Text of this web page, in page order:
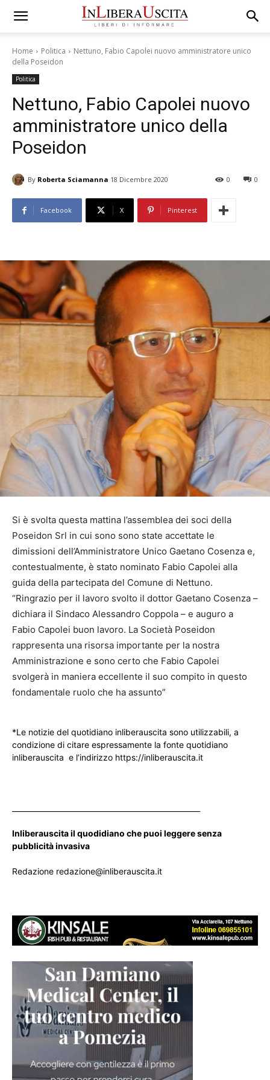
Home Politica
Nettuno, Fabio Capolei nuovo amministratore unico
della Poseidon
Politica
Nettuno, Fabio Capolei nuovo
amministratore unico della
Poseidon
By Roberta Sciamanna 18 Dicembre 2020 0
0
Facebook X Pinterest
Si è svolta questa mattina l’assemblea dei soci della
Poseidon Srl in cui sono sono state accettate le
dimissioni dell’Amministratore Unico Gaetano Cosenza e,
contestualmente, è stato nominato Fabio Capolei alla
guida della partecipata del Comune di Nettuno.
“Ringrazio per il lavoro svolto il dottor Gaetano Cosenza –
dichiara il Sindaco Alessandro Coppola – e auguro a
Fabio Capolei buon lavoro. La Società Poseidon
rappresenta una risorsa importante per la nostra
Amministrazione e sono certo che Fabio Capolei
svolgerà in maniera eccellente il suo compito in questo
fondamentale ruolo che ha assunto”
*Le notizie del quotidiano inliberauscita sono utilizzabili, a
condizione di citare espressamente la fonte quotidiano
inliberauscita e l’indirizzo https://inliberauscita.it
Inliberauscita il quodidiano che puoi leggere senza
pubblicità invasiva
Redazione redazione@inliberauscita.it